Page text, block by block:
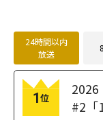
24時間以内
放送
1位
2026
#2「